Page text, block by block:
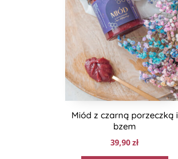
Miód z czarną porzeczką i
bzem
39,90zł